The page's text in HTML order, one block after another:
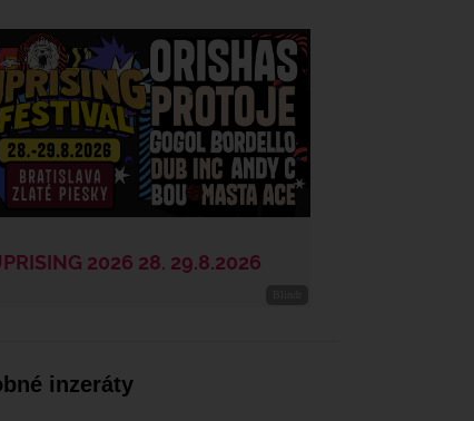
inzeráty